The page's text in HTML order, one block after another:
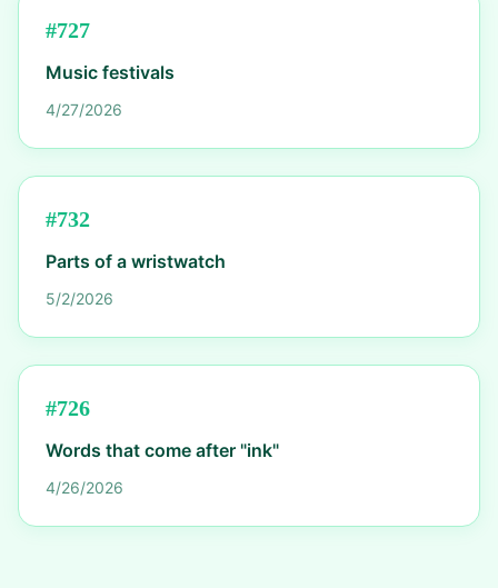
#727
Music festivals
4/27/2026
#732
Parts of a wristwatch
5/2/2026
#726
Words that come after "ink"
4/26/2026